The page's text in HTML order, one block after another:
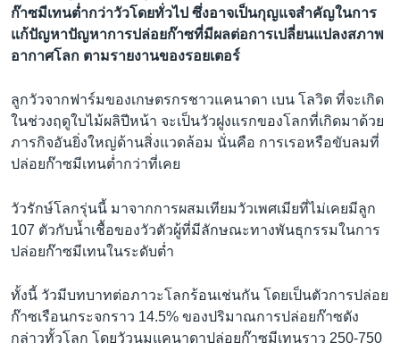
เลือกภาษา
ก๊าซมีเทนต่ำกว่าวัวโดยทั่วไป ซึ่งอาจเป็นกุญแจสำคัญในการ
แก้ปัญหาปัญหาการปล่อยก๊าซที่มีผลต่อการเปลี่ยนแปลงสภาพ
อากาศโลก ตามรายงานของรอยเตอร์
ลูกวัวจากฟาร์มของเกษตรกรชาวแคนาดา เบน โลวิต ที่จะเกิด
ในช่วงฤดูใบไม้ผลิปีหน้า จะเป็นวัวฝูงแรกของโลกที่เกิดมาด้วย
ภารกิจอันยิ่งใหญ่ด้านสิ่งแวดล้อม นั่นคือ การเรอหรือขับลมที่
ปล่อยก๊าซมีเทนต่ำกว่าที่เคย
วัวรักษ์โลกรุ่นนี้ มาจากการผสมเทียมวัวเพศเมียที่ไม่เคยมีลูก
107 ตัวกับน้ำเชื้อของวัวตัวผู้ที่มีลักษณะทางพันธุกรรมในการ
ปล่อยก๊าซมีเทนในระดับต่ำ
ทั้งนี้ วัวมีบทบาทต่อภาวะโลกร้อนเช่นกัน โดยเป็นตัวการปล่อย
ก๊าซเรือนกระจกราว 14.5% ของปริมาณการปล่อยก๊าซดัง
กล่าวทั้วโลก โดยวัวนมแคนาดาปล่อยก๊าซมีเทนราว 250-750